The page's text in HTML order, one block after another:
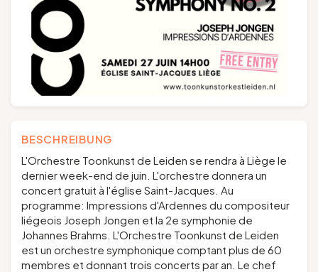
BESCHREIBUNG
L'Orchestre Toonkunst de Leiden se rendra à Liège le
dernier week-end de juin. L'orchestre donnera un
concert gratuit à l'église Saint-Jacques. Au
programme: Impressions d'Ardennes du compositeur
liégeois Joseph Jongen et la 2e symphonie de
Johannes Brahms. L'Orchestre Toonkunst de Leiden
est un orchestre symphonique comptant plus de 60
membres et donnant trois concerts par an. Le chef